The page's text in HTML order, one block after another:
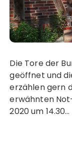
Die Tore der Burg Wredenhagen sind wieder
geöffnet und
erzählen gern
erwähnten
2020 um 14.30…